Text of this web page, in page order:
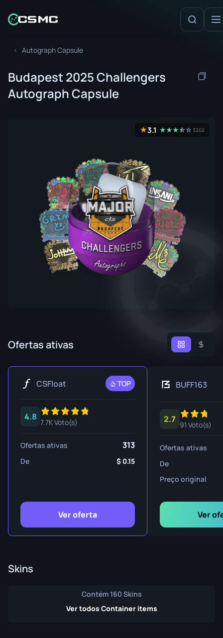
Autograph Capsule
Budapest 2025 Challengers
Autograph Capsule
★3.1 ★★★★
☆☆ 3202
Ofertas ativas
CSFloat TOP
4.8
7.7K Voto(s)
Ofertas ativas 313
De 0.15
Ver oferta
BUFF163
2.7
91 Voto(s)
Ofertas ativas
De
Preço original
Ver
Skins
Contém 160 Skins
Ver todos Container items